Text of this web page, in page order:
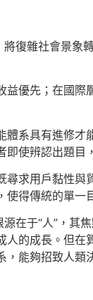
復雜社會景
優先；在國
系具有進修
使辨認出題目
求用戶黏性
得傳統的單一
在于“人”，其
的成長。但
能夠招致人